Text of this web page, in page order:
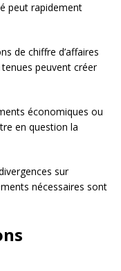
peut rapidement
de chiffre d’affaires
peuvent créer
économiques ou
en question la
sur
nécessaires sont